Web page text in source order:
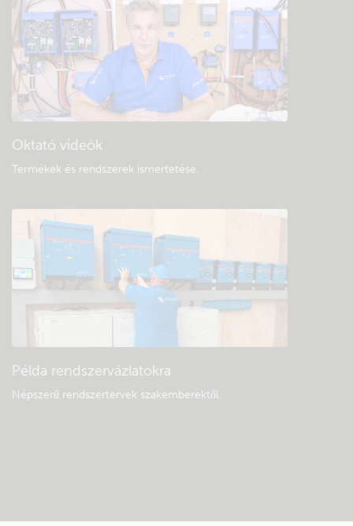
Oktató videók
Termékek és rendszerek ismertetése.
Példa rendszervázlatokra
Népszerű rendszertervek szakemberektől.